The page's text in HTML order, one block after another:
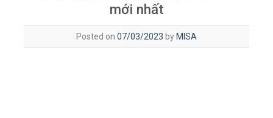
mới nhất
Posted on 07/03/2023 by MISA